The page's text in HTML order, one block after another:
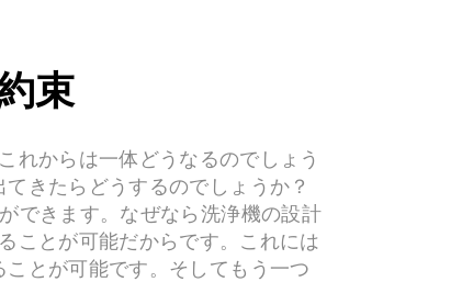
束
れからは一体どうなるのでしょう
きたらどうするのでしょうか？
できます。なぜなら洗浄機の設計
ことが可能だからです。これには
とが可能です。そしてもう一つ